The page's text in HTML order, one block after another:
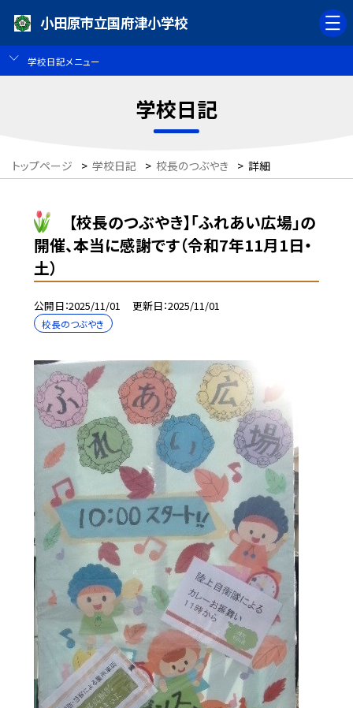
小田原市立国府津小学校
学校日記メニュー
学校日記
トップページ > 学校日記 > 校長のつぶやき > 詳細
【校長のつぶやき】「ふれあい広場」の
開催、本当に感謝です（令和7年11月1日・
土）
公開日 2025/11/01 更新日 2025/11/01
校長のつぶやき